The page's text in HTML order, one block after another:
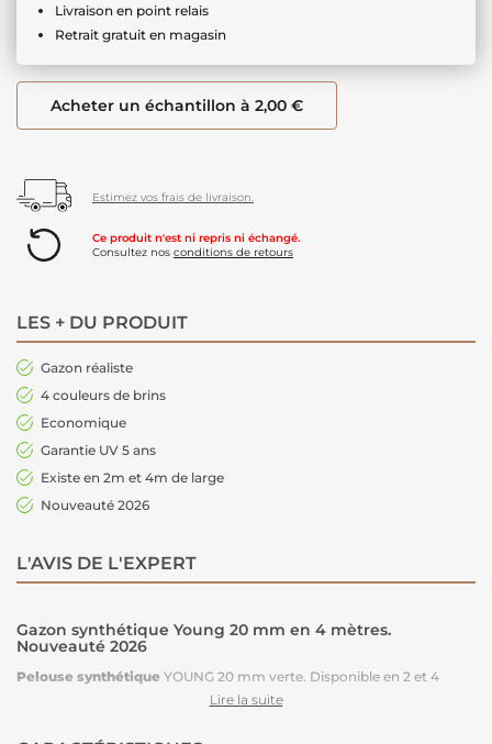
Livraison en point relais
Retrait gratuit en magasin
Acheter un échantillon à 2,00 €
Estimez vos frais de livraison.
Ce produit n'est ni repris ni échangé.
Consultez nos conditions de retours
LES + DU PRODUIT
Gazon réaliste
4 couleurs de brins
Economique
Garantie UV 5 ans
Existe en 2m et 4m de large
Nouveauté 2026
L'AVIS DE L'EXPERT
Gazon synthétique Young 20 mm en 4 mètres.
Nouveauté 2026
Pelouse synthétique YOUNG 20 mm verte. Disponible en 2 et 4
mètres. Avec son aspect réaliste et ses 4 couleurs de brins, il saura
Lire la suite